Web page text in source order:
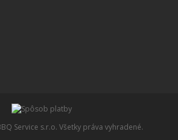
Service s.r.o. Všetky práva vyhradené.